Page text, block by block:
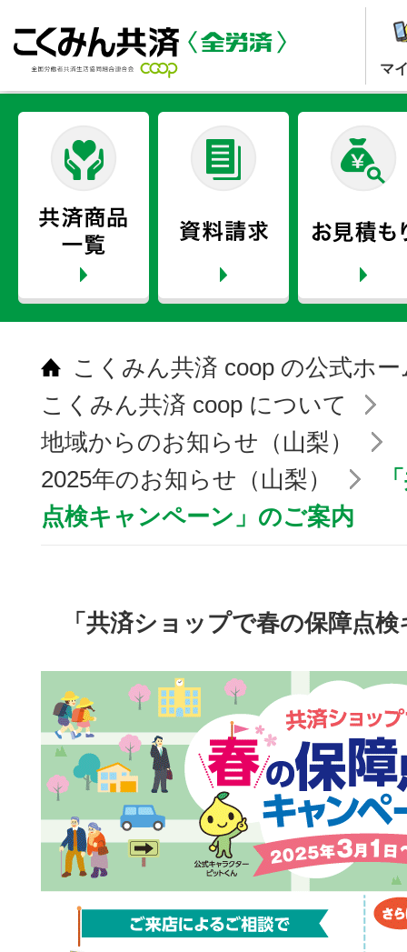
マ
こくみん共済 coop の公式ホ
こくみん共済 coop について
地域からのお知らせ（山梨）
2025年のお知らせ（山梨）
点検キャンペーン」のご案内
「共済ショップで春の保障点